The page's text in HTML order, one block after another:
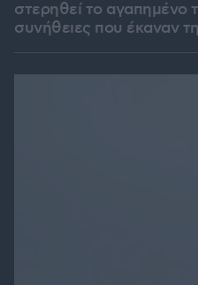
στερηθεί το αγαπημένο
συνήθειες που έκαναν